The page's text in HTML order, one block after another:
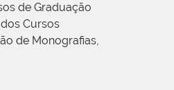
de Graduação
Cursos
de Monografias,